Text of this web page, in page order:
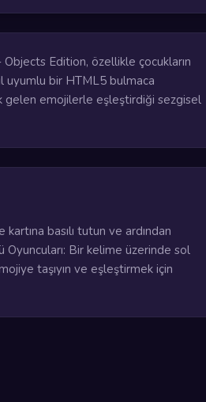
Edition, özellikle çocukların
uyumlu bir HTML5 bulmaca
gelen emojilerle eşleştirdiği sezgisel
basılı tutun ve ardından
Bir kelime üzerinde sol
taşıyın ve eşleştirmek için